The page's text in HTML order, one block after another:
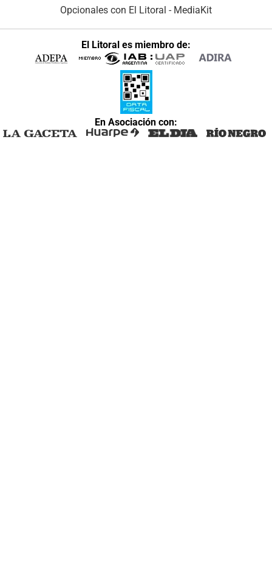
Opcionales con El Litoral - MediaKit
El Litoral es miembro de:
En Asociación con: